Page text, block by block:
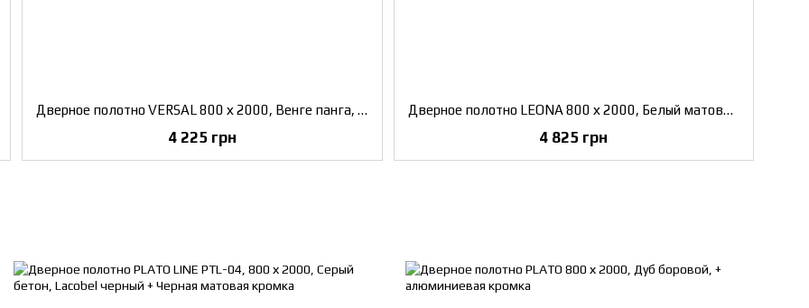
Дверное полотно VERSAL 800 х 2000, Венге панга, Черное скло
4 225 грн
Дверное полотно LEONA 800 х 2000, Белый матовый, Черное скло
4 825 грн